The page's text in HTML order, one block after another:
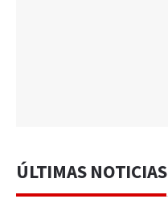
ÚLTIMAS NOTICIAS